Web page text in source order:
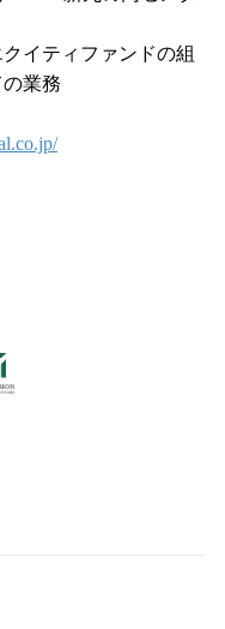
イティファンドの組
業務